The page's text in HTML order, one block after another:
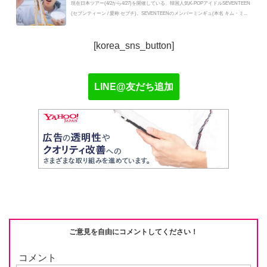
現在日本ツアー(4/2から4/27)を開催している、韓国人気K-POPアイドルSEVENTEEN
(セブンティーン / 愛称 セブチ)。SEVENTEENのメンバーミンギュ(本名 キム・ミ...
[korea_sns_button]
LINE@友だち追加
ご意見を自由にコメントしてください！